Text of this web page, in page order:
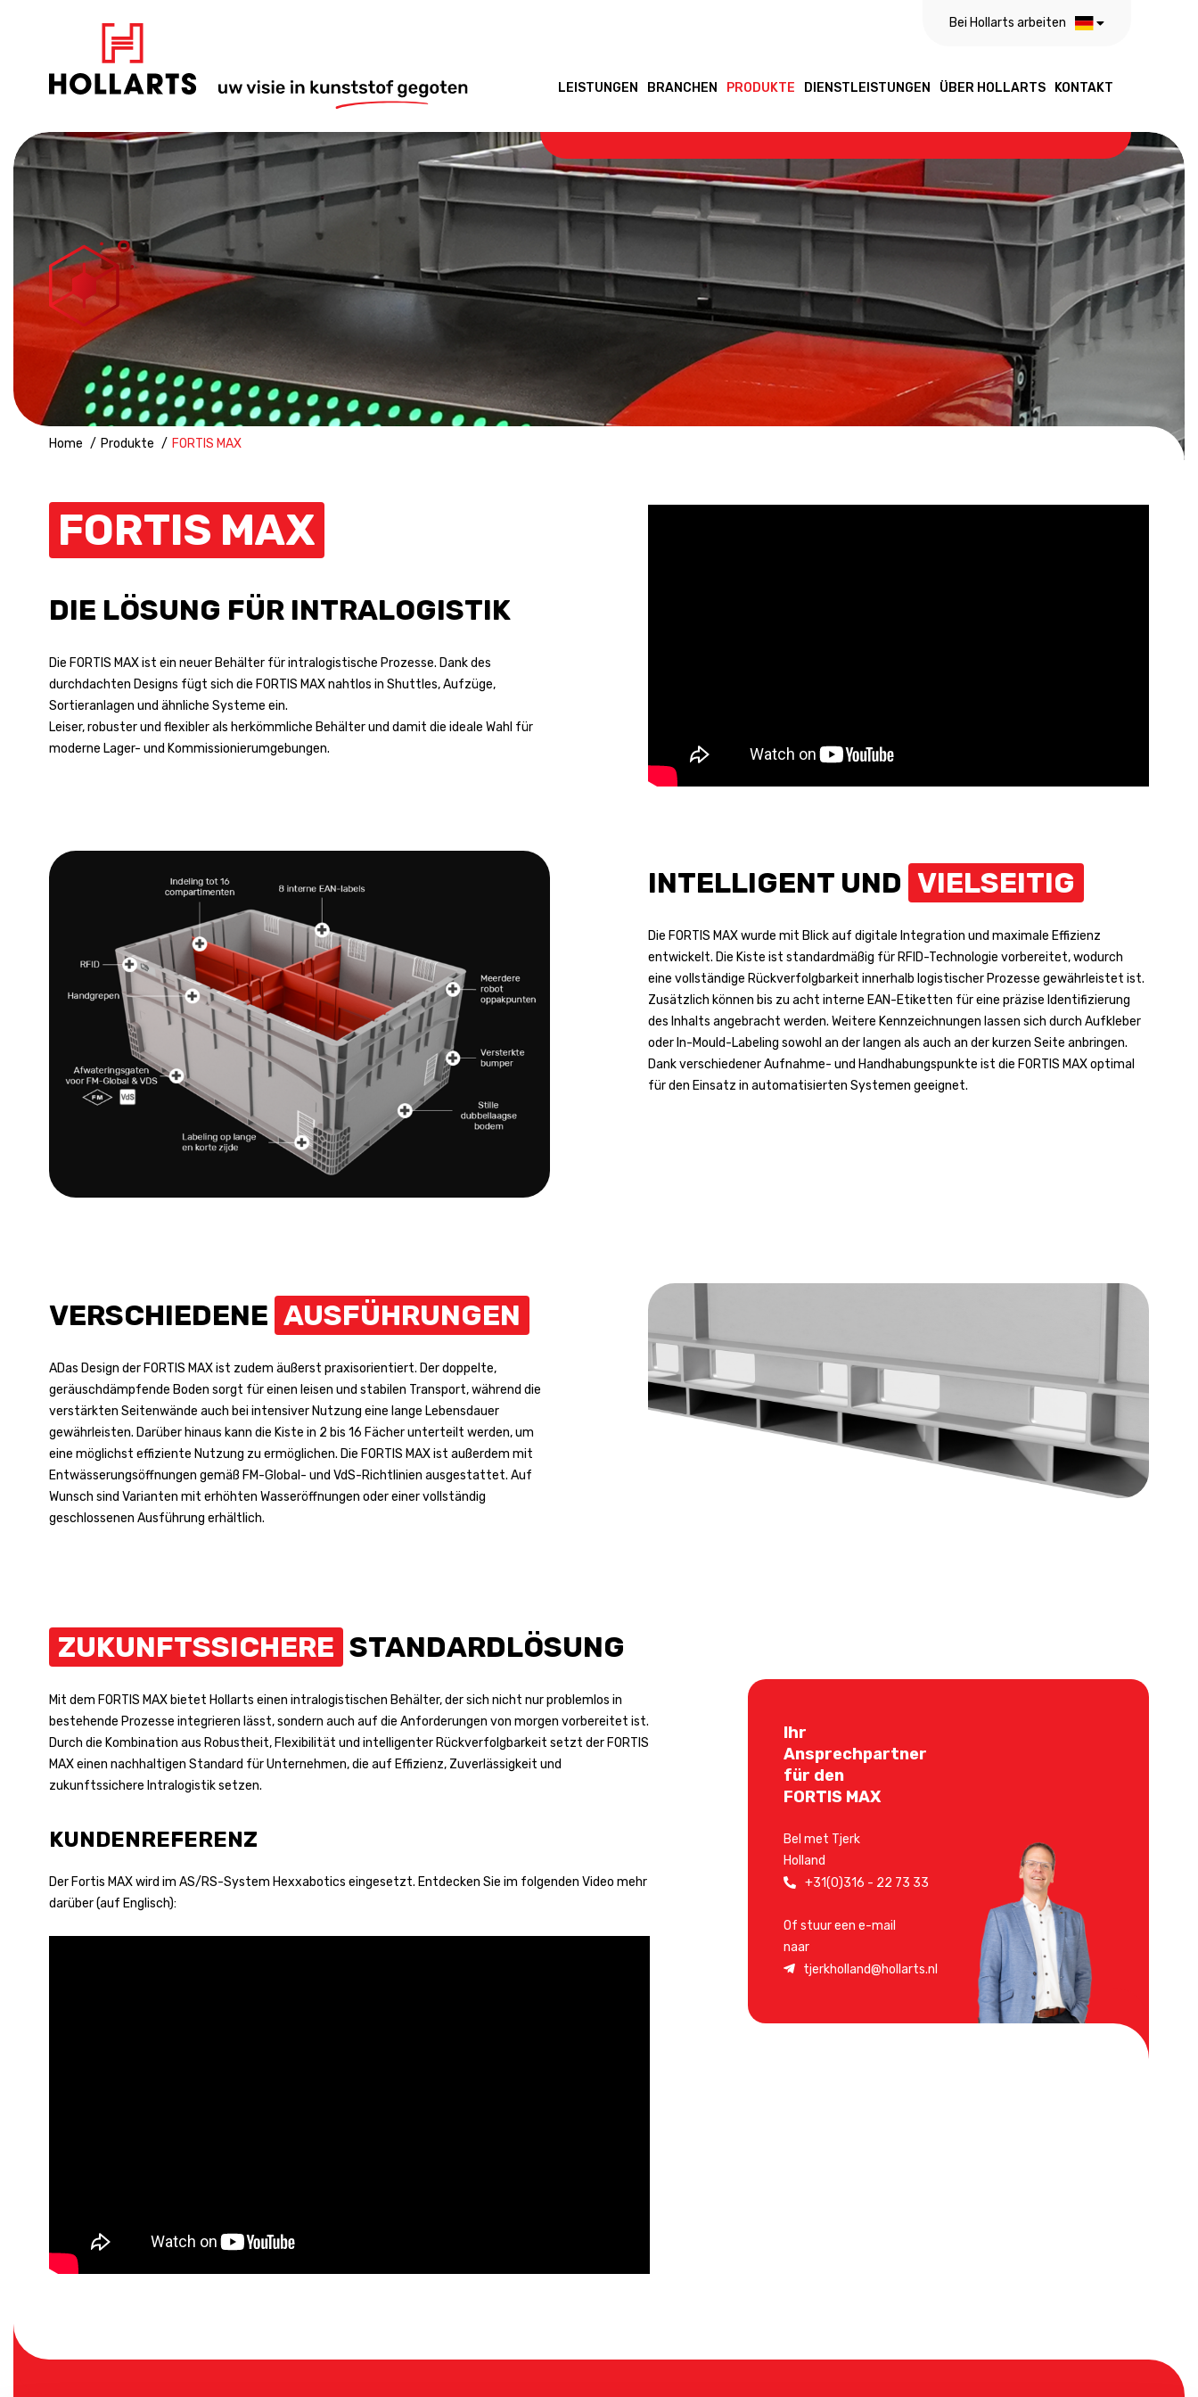
Bei Hollarts arbeiten
LEISTUNGEN BRANCHEN PRODUKTE DIENSTLEISTUNGEN ÜBER HOLLARTS KONTAKT
Home Produkte FORTIS MAX
FORTIS MAX
DIE LÖSUNG FÜR INTRALOGISTIK
Die FORTIS MAX ist ein neuer Behälter für intralogistische Prozesse. Dank des
durchdachten Designs fügt sich die FORTIS MAX nahtlos in Shuttles, Aufzüge,
Sortieranlagen und ähnliche Systeme ein.
Leiser, robuster und flexibler als herkömmliche Behälter und damit die ideale Wahl für
moderne Lager- und Kommissionierumgebungen.
INTELLIGENT UND VIELSEITIG
Die FORTIS MAX wurde mit Blick auf digitale Integration und maximale Effizienz
entwickelt. Die Kiste ist standardmäßig für RFID-Technologie vorbereitet, wodurch
eine vollständige Rückverfolgbarkeit innerhalb logistischer Prozesse gewährleistet ist.
Zusätzlich können bis zu acht interne EAN-Etiketten für eine präzise Identifizierung
des Inhalts angebracht werden. Weitere Kennzeichnungen lassen sich durch Aufkleber
oder In-Mould-Labeling sowohl an der langen als auch an der kurzen Seite anbringen.
Dank verschiedener Aufnahme- und Handhabungspunkte ist die FORTIS MAX optimal
für den Einsatz in automatisierten Systemen geeignet.
VERSCHIEDENE AUSFÜHRUNGEN
ADas Design der FORTIS MAX ist zudem äußerst praxisorientiert. Der doppelte,
geräuschdämpfende Boden sorgt für einen leisen und stabilen Transport, während die
verstärkten Seitenwände auch bei intensiver Nutzung eine lange Lebensdauer
gewährleisten. Darüber hinaus kann die Kiste in 2 bis 16 Fächer unterteilt werden, um
eine möglichst effiziente Nutzung zu ermöglichen. Die FORTIS MAX ist außerdem mit
Entwässerungsöffnungen gemäß FM-Global- und VdS-Richtlinien ausgestattet. Auf
Wunsch sind Varianten mit erhöhten Wasseröffnungen oder einer vollständig
geschlossenen Ausführung erhältlich.
ZUKUNFTSSICHERE STANDARDLÖSUNG
Mit dem FORTIS MAX bietet Hollarts einen intralogistischen Behälter, der sich nicht nur problemlos in
bestehende Prozesse integrieren lässt, sondern auch auf die Anforderungen von morgen vorbereitet ist.
Durch die Kombination aus Robustheit, Flexibilität und intelligenter Rückverfolgbarkeit setzt der FORTIS
MAX einen nachhaltigen Standard für Unternehmen, die auf Effizienz, Zuverlässigkeit und
zukunftssichere Intralogistik setzen.
KUNDENREFERENZ
Der Fortis MAX wird im AS/RS-System Hexxabotics eingesetzt. Entdecken Sie im folgenden Video mehr
darüber (auf Englisch):
Ihr
Ansprechpartner
für den
FORTIS MAX
Bel met Tjerk
Holland
+31(0)316 - 22 73 33
Of stuur een e-mail
naar
tjerkholland@hollarts.nl